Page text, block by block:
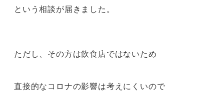
という相談が届きました。
ただし、その方は飲食店ではないため
直接的なコロナの影響は考えにくいので